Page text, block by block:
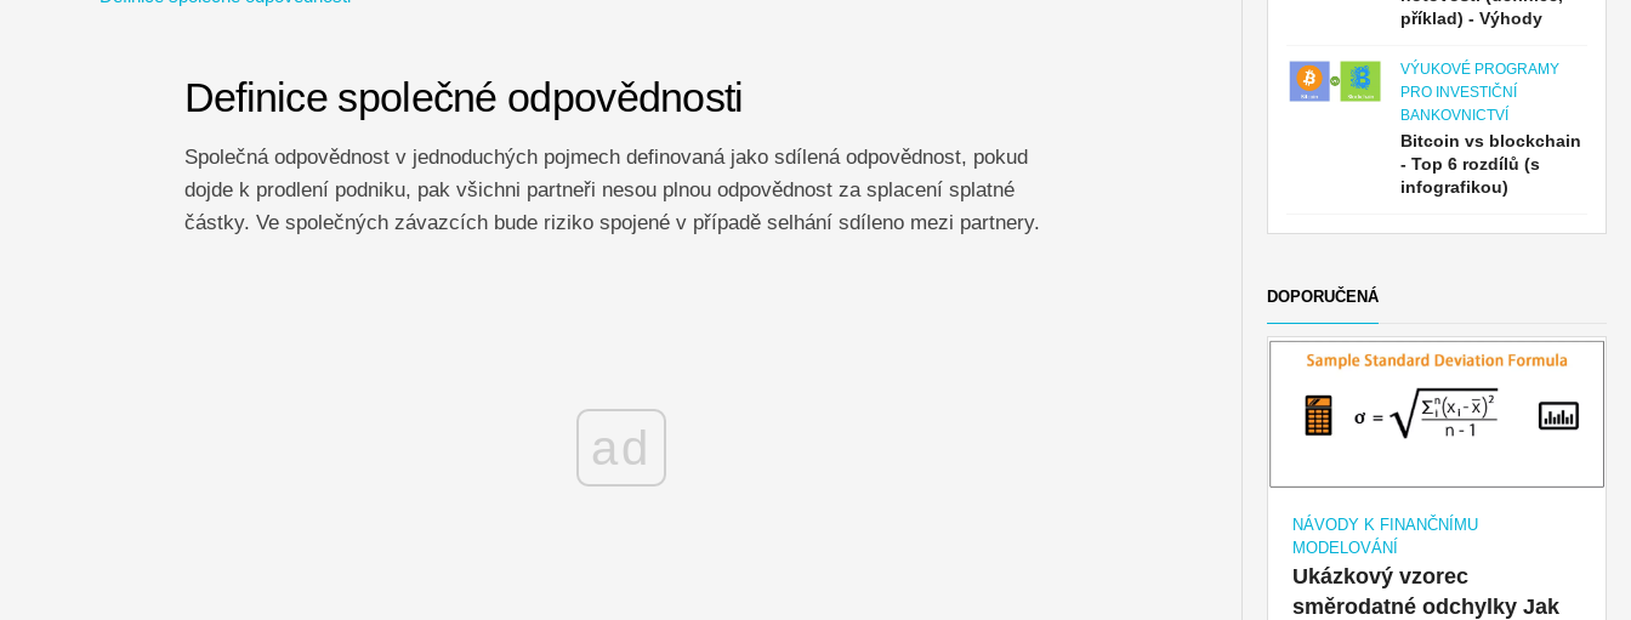
Definice společné odpovědnosti
Společná odpovědnost v jednoduchých pojmech definovaná jako sdílená odpovědnost, pokud
dojde k prodlení podniku, pak všichni partneři nesou plnou odpovědnost za splacení splatné
částky. Ve společných závazcích bude riziko spojené v případě selhání sdíleno mezi partnery.
ad
příklad) - Výhody
VÝUKOVÉ PROGRAMY
PRO INVESTIČNÍ
BANKOVNICTVÍ
Bitcoin vs blockchain
- Top 6 rozdílů (s
infografikou)
DOPORUČENÁ
NÁVODY K FINANČNÍMU
MODELOVÁNÍ
Ukázkový vzorec
směrodatné odchylky Jak